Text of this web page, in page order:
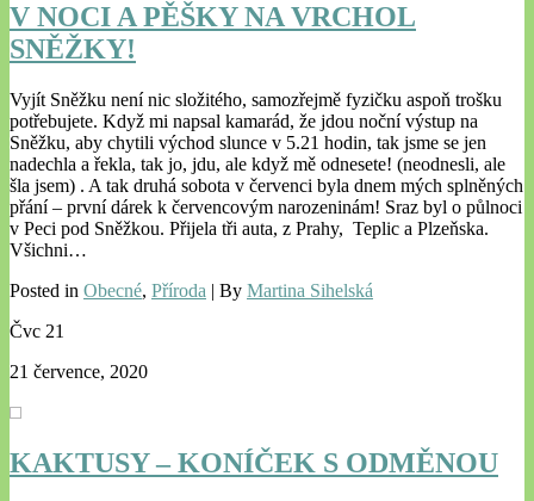
V NOCI A PĚŠKY NA VRCHOL
SNĚŽKY!
Vyjít Sněžku není nic složitého, samozřejmě fyzičku aspoň trošku
potřebujete. Když mi napsal kamarád, že jdou noční výstup na
Sněžku, aby chytili východ slunce v 5.21 hodin, tak jsme se jen
nadechla a řekla, tak jo, jdu, ale když mě odnesete! (neodnesli, ale
šla jsem) . A tak druhá sobota v červenci byla dnem mých splněných
přání – první dárek k červencovým narozeninám! Sraz byl o půlnoci
v Peci pod Sněžkou. Přijela tři auta, z Prahy, Teplic a Plzeňska.
Všichni…
Posted in Obecné, Příroda | By Martina Sihelská
Čvc 21
21 července, 2020
KAKTUSY – KONÍČEK S ODMĚNOU